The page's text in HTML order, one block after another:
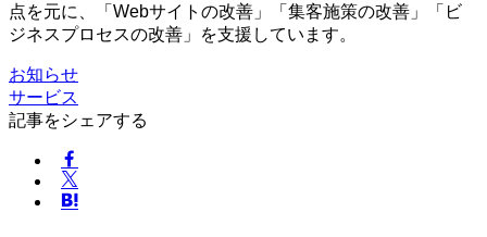
点を元に、「Webサイトの改善」「集客施策の改善」「ビ
ジネスプロセスの改善」を支援しています。
お知らせ
サービス
記事をシェアする